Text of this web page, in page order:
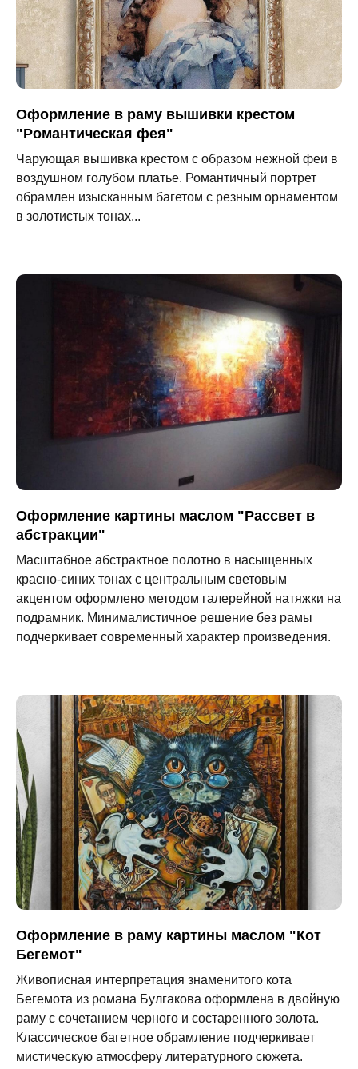
Оформление в раму вышивки крестом
"Романтическая фея"
Чарующая вышивка крестом с образом нежной феи в
воздушном голубом платье. Романтичный портрет
обрамлен изысканным багетом с резным орнаментом
в золотистых тонах...
Оформление картины маслом "Рассвет в
абстракции"
Масштабное абстрактное полотно в насыщенных
красно-синих тонах с центральным световым
акцентом оформлено методом галерейной натяжки на
подрамник. Минималистичное решение без рамы
подчеркивает современный характер произведения.
Оформление в раму картины маслом "Кот
Бегемот"
Живописная интерпретация знаменитого кота
Бегемота из романа Булгакова оформлена в двойную
раму с сочетанием черного и состаренного золота.
Классическое багетное обрамление подчеркивает
мистическую атмосферу литературного сюжета.